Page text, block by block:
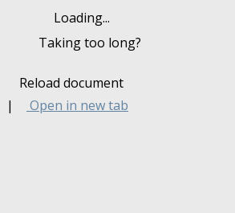
Loading...
Taking too long?
Reload document
|
Open in new tab